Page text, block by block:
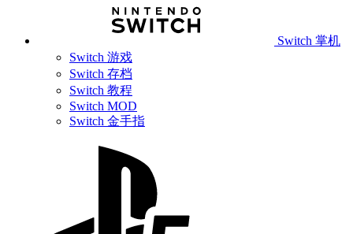
Switch 掌机
Switch 游戏
Switch 存档
Switch 教程
Switch MOD
Switch 金手指